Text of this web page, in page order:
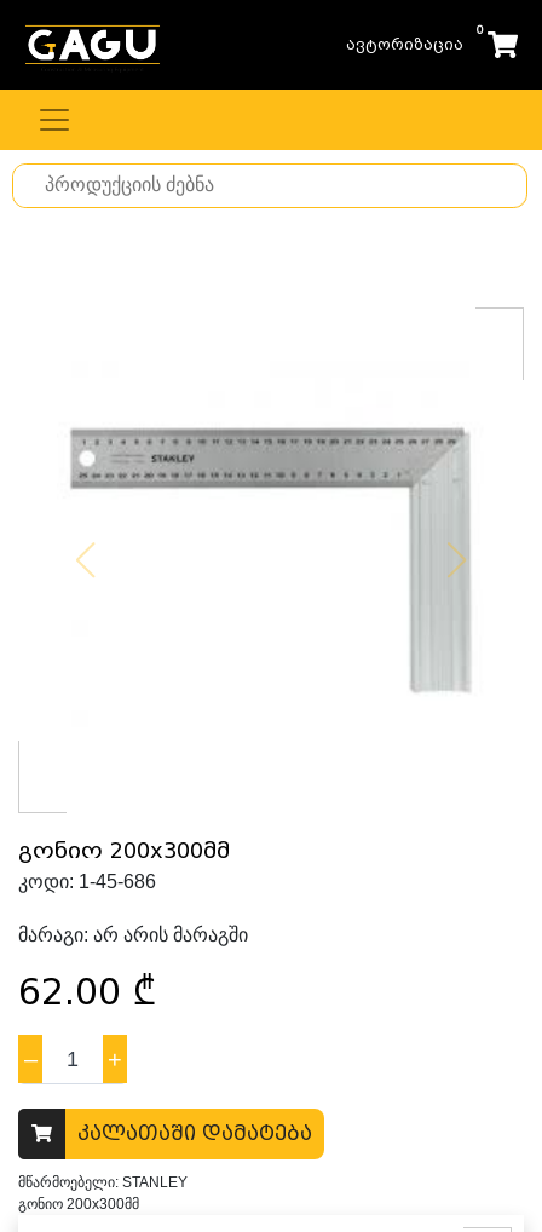
ავტორიზაცია
0
Search
for
გონიო 200x300მმ
კოდი: 1-45-686
მარაგი: არ არის მარაგში
62.00 ₾
– 1 +
კალათაში დამატება
მწარმოებელი: STANLEY
გონიო 200x300მმ